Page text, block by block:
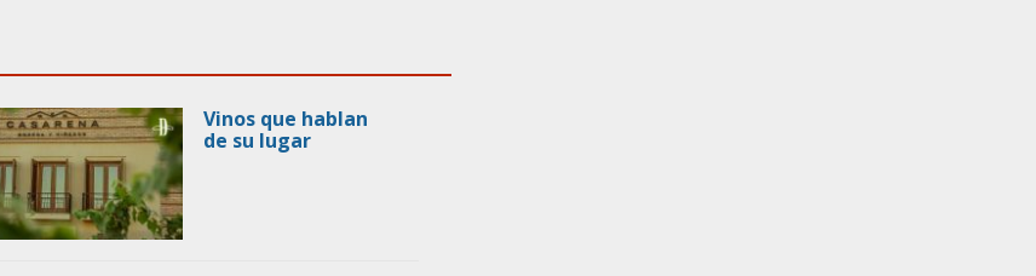
Vinos que hablan
de su lugar